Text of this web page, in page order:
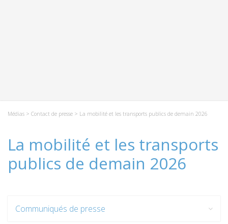
Médias > Contact de presse > La mobilité et les transports publics de demain 2026
La mobilité et les transports
publics de demain 2026
Communiqués de presse